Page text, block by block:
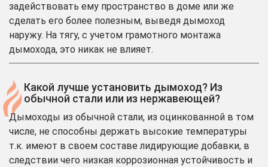
задействовать ему пространство в доме или же
сделать его более полезным, выведя дымоход
наружу. На тягу, с учетом грамотного монтажа
дымохода, это никак не влияет.
Какой лучше установить дымоход? Из
обычной стали или из нержавеющей?
Дымоходы из обычной стали, из оцинкованной в том
числе, не способны держать высокие температуры
т.к. имеют в своем составе лидирующие добавки, в
следствии чего низкая коррозионная устойчивость и